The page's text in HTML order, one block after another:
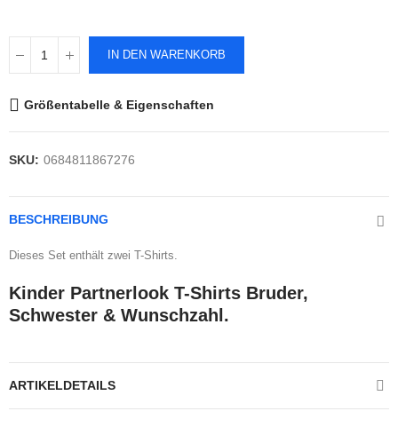
IN DEN WARENKORB
Größentabelle & Eigenschaften
SKU: 0684811867276
BESCHREIBUNG
Dieses Set enthält zwei T-Shirts.
Kinder Partnerlook T-Shirts Bruder,
Schwester & Wunschzahl.
ARTIKELDETAILS